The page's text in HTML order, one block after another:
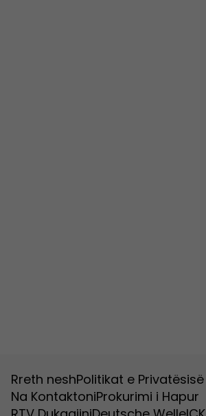
Rreth neshPolitikat e Privatësisë
Na KontaktoniProkurimi i Hapur